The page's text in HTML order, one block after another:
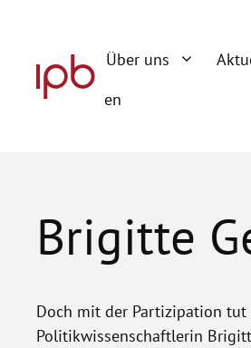
springen
Über uns
en
Brigitte
Doch mit der Partizipation tut
Politikwissenschaftlerin